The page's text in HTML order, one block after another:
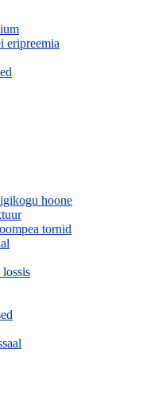
eripreemia
hoone
tornid